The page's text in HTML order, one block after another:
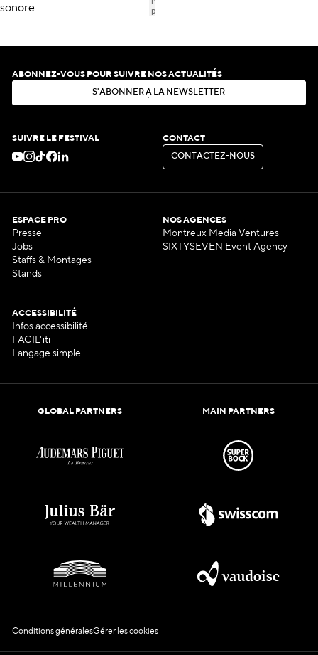
sonore.
ABONNEZ-VOUS POUR SUIVRE NOS ACTUALITÉS
S'ABON N ER À LA N EWSLE ER
SUIVRE LE FESTIVAL CONTACT
CON ACT EZ-N OUS
CONTACTEZ-NOUS
ESPACE PRO
Presse
Jobs
Staffs & Montages
Stands
NOS AGENCES
Montreux Media Ventures
SIXTYSEVEN Event Agency
ACCESSIBILITÉ
Infos accessibilité
FACIL'iti
Langage simple
GLOBAL PARTNERS MAIN PARTNERS
Conditions généralesGérer les cookies